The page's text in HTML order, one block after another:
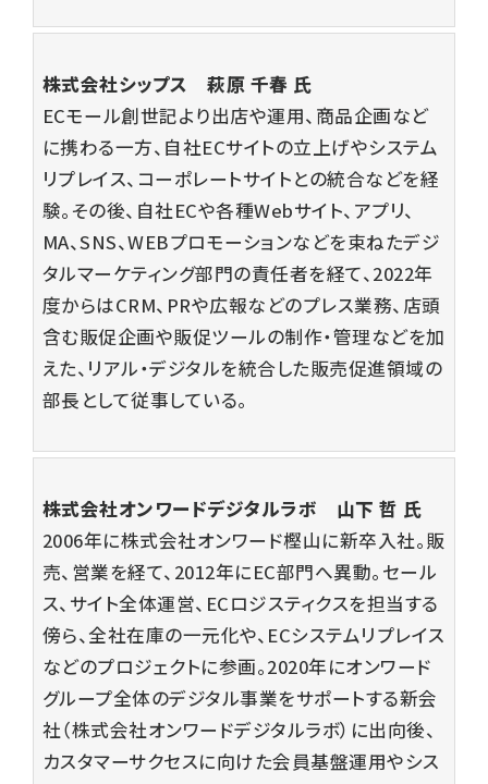
株式会社シップス萩原 千春 氏
ECモール創世記より出店や運用、商品企画など
に携わる一方、自社ECサイトの立上げやシステム
リプレイス、コーポレートサイトとの統合などを経
験。その後、自社ECや各種Webサイト、アプリ、
MA、SNS、WEBプロモーションなどを束ねたデジ
タルマーケティング部門の責任者を経て、2022年
度からはCRM、PRや広報などのプレス業務、店頭
含む販促企画や販促ツールの制作・管理などを加
えた、リアル・デジタルを統合した販売促進領域の
部長として従事している。
株式会社オンワードデジタルラボ 山下 哲 氏
2006年に株式会社オンワード樫山に新卒入社。販
売、営業を経て、2012年にEC部門へ異動。セール
ス、サイト全体運営、ECロジスティクスを担当する
傍ら、全社在庫の一元化や、ECシステムリプレイス
などのプロジェクトに参画。2020年にオンワード
グループ全体のデジタル事業をサポートする新会
社（株式会社オンワードデジタルラボ）に出向後、
カスタマーサクセスに向けた会員基盤運用やシス